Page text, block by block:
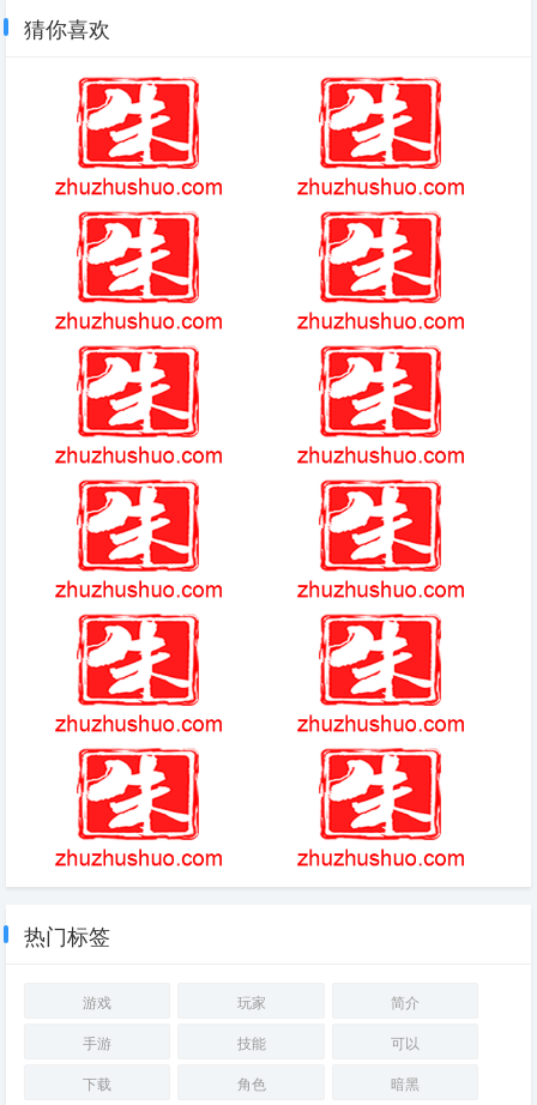
猜你喜欢
妖灵契伙伴最强阵容 极品传奇
多玩lol盒子
(2025-3-24热点)-小米汽车YU7
内饰与座舱渲染图曝光 独特翻
转仪表屏
1.76复古传奇 爱养成2感受怎么降
圣魔之光石简介 爱养成3无限金币版简介免费版
风云online手游 草花服女神驾到兑换码
热门标签
游戏 玩家
简介
手游
技能
可以
下载
角色
暗黑